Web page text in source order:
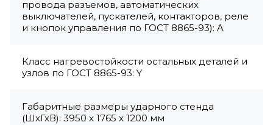
провода разъемов, автоматических
выключателей, пускателей, контакторов, реле
и кнопок управления по ГОСТ 8865-93): A
Класс нагревостойкости остальных деталей и
узлов по ГОСТ 8865-93: Y
Габаритные размеры ударного стенда
(ШхГхВ): 3950 х 1765 х 1200 мм